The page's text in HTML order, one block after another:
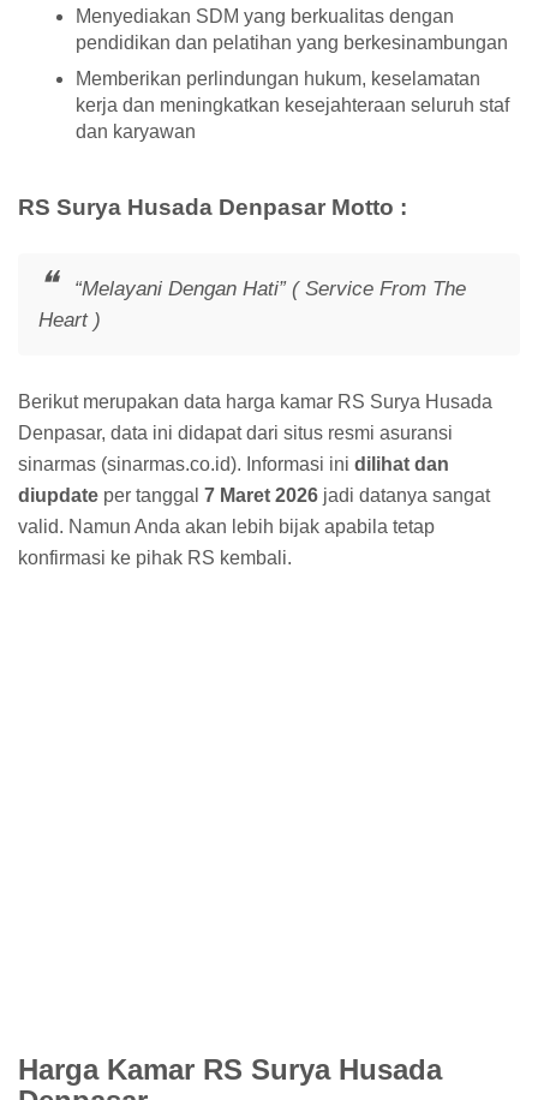
Menyediakan SDM yang berkualitas dengan
pendidikan dan pelatihan yang berkesinambungan
Memberikan perlindungan hukum, keselamatan
kerja dan meningkatkan kesejahteraan seluruh staf
dan karyawan
RS Surya Husada Denpasar Motto :
“Melayani Dengan Hati” ( Service From The
Heart )
Berikut merupakan data harga kamar RS Surya Husada
Denpasar, data ini didapat dari situs resmi asuransi
sinarmas (sinarmas.co.id). Informasi ini dilihat dan
diupdate per tanggal 7 Maret 2026 jadi datanya sangat
valid. Namun Anda akan lebih bijak apabila tetap
konfirmasi ke pihak RS kembali.
Harga Kamar RS Surya Husada